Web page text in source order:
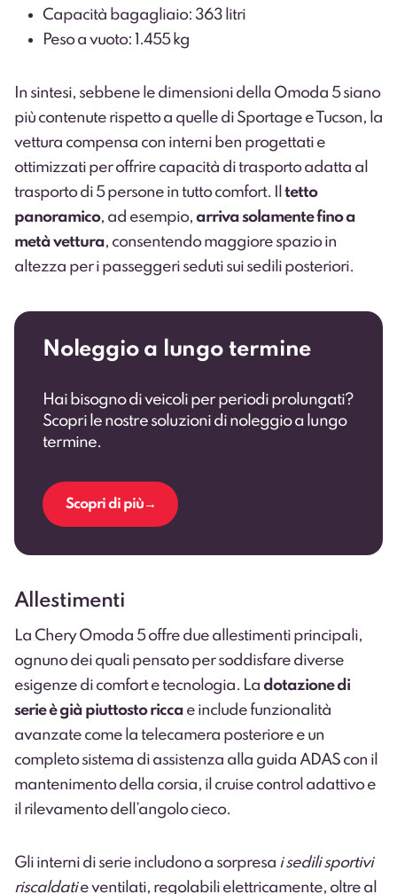
Capacità bagagliaio: 363 litri
Peso a vuoto: 1.455 kg
In sintesi, sebbene le dimensioni della Omoda 5 siano
più contenute rispetto a quelle di Sportage e Tucson, la
vettura compensa con interni ben progettati e
ottimizzati per offrire capacità di trasporto adatta al
trasporto di 5 persone in tutto comfort. Il tetto
panoramico, ad esempio, arriva solamente fino a
metà vettura, consentendo maggiore spazio in
altezza per i passeggeri seduti sui sedili posteriori.
Noleggio a lungo termine
Hai bisogno di veicoli per periodi prolungati?
Scopri le nostre soluzioni di noleggio a lungo
termine.
Scopri di più
Allestimenti
La Chery Omoda 5 offre due allestimenti principali,
ognuno dei quali pensato per soddisfare diverse
esigenze di comfort e tecnologia. La dotazione di
serie è già piuttosto ricca e include funzionalità
avanzate come la telecamera posteriore e un
completo sistema di assistenza alla guida ADAS con il
mantenimento della corsia, il cruise control adattivo e
il rilevamento dell’angolo cieco.
Gli interni di serie includono a sorpresa i sedili sportivi
riscaldatie ventilati, regolabili elettricamente, oltre al